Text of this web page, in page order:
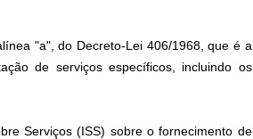
"a", do Decreto-Lei 406/1968, que é a
de serviços específicos, incluindo os
Serviços (ISS) sobre o fornecimento de